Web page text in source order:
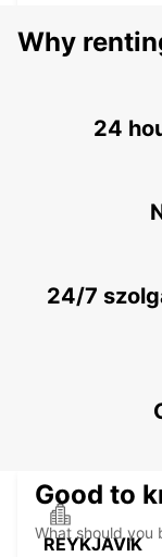
AKUREYRI
REYKJAVIK
Why
24
24/7
Good to
What should you